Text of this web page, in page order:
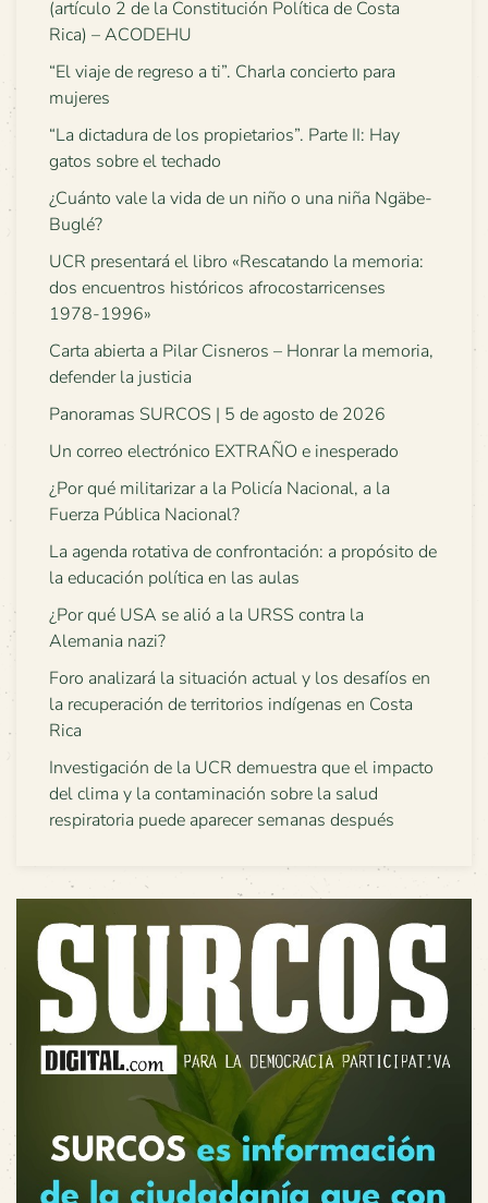
(artículo 2 de la Constitución Política de Costa
Rica) – ACODEHU
“El viaje de regreso a ti”. Charla concierto para
mujeres
“La dictadura de los propietarios”. Parte II: Hay
gatos sobre el techado
¿Cuánto vale la vida de un niño o una niña Ngäbe-
Buglé?
UCR presentará el libro «Rescatando la memoria:
dos encuentros históricos afrocostarricenses
1978-1996»
Carta abierta a Pilar Cisneros – Honrar la memoria,
defender la justicia
Panoramas SURCOS | 5 de agosto de 2026
Un correo electrónico EXTRAÑO e inesperado
¿Por qué militarizar a la Policía Nacional, a la
Fuerza Pública Nacional?
La agenda rotativa de confrontación: a propósito de
la educación política en las aulas
¿Por qué USA se alió a la URSS contra la
Alemania nazi?
Foro analizará la situación actual y los desafíos en
la recuperación de territorios indígenas en Costa
Rica
Investigación de la UCR demuestra que el impacto
del clima y la contaminación sobre la salud
respiratoria puede aparecer semanas después